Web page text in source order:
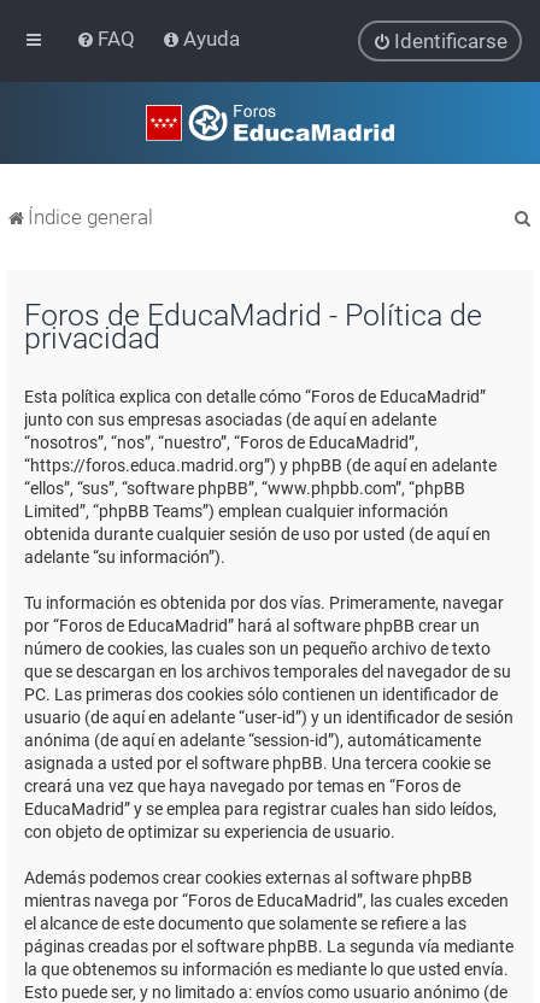
FAQ Ayuda Identificarse
Índice general
Foros de EducaMadrid - Política de
privacidad
Esta política explica con detalle cómo “Foros de EducaMadrid”
junto con sus empresas asociadas (de aquí en adelante
“nosotros”, “nos”, “nuestro”, “Foros de EducaMadrid”,
“https://foros.educa.madrid.org”) y phpBB (de aquí en adelante
“ellos”, “sus”, “software phpBB”, “www.phpbb.com”, “phpBB
Limited”, “phpBB Teams”) emplean cualquier información
obtenida durante cualquier sesión de uso por usted (de aquí en
adelante “su información”).
Tu información es obtenida por dos vías. Primeramente, navegar
por “Foros de EducaMadrid” hará al software phpBB crear un
número de cookies, las cuales son un pequeño archivo de texto
que se descargan en los archivos temporales del navegador de su
PC. Las primeras dos cookies sólo contienen un identificador de
usuario (de aquí en adelante “user-id”) y un identificador de sesión
anónima (de aquí en adelante “session-id”), automáticamente
asignada a usted por el software phpBB. Una tercera cookie se
creará una vez que haya navegado por temas en “Foros de
EducaMadrid” y se emplea para registrar cuales han sido leídos,
con objeto de optimizar su experiencia de usuario.
Además podemos crear cookies externas al software phpBB
mientras navega por “Foros de EducaMadrid”, las cuales exceden
el alcance de este documento que solamente se refiere a las
páginas creadas por el software phpBB. La segunda vía mediante
la que obtenemos su información es mediante lo que usted envía.
Esto puede ser, y no limitado a: envíos como usuario anónimo (de